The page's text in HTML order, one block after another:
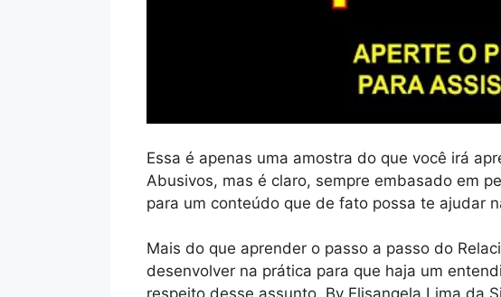
Essa é apenas uma amostra do que você irá
Abusivos, mas é claro, sempre embasado em
para um conteúdo que de fato possa te ajudar
Mais do que aprender o passo a passo do
desenvolver na prática para que haja um